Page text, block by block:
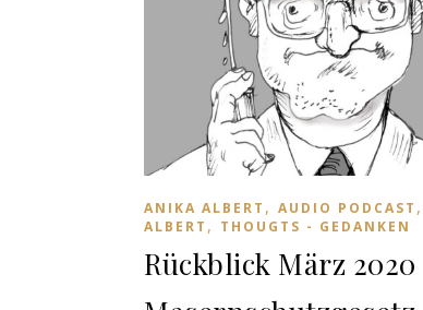
ANIKA ALBERT , AUDIO PODCAST ,
ALBERT , THOUGTS - GEDANKEN
Rückblick März 2020